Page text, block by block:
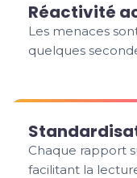
Réactivité
Les menaces
quelques
Chaque rapport
facilitant la